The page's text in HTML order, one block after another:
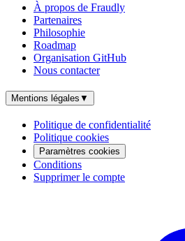
À propos de Fraudly
Partenaires
Philosophie
Roadmap
Organisation GitHub
Nous contacter
Mentions légales ▼
Politique de confidentialité
Politique cookies
Paramètres cookies
Conditions
Supprimer le compte